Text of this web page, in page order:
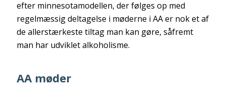
efter minnesotamodellen, der følges op med
regelmæssig deltagelse i møderne i AA er nok et af
de allerstærkeste tiltag man kan gøre, såfremt
man har udviklet alkoholisme.
AA møder